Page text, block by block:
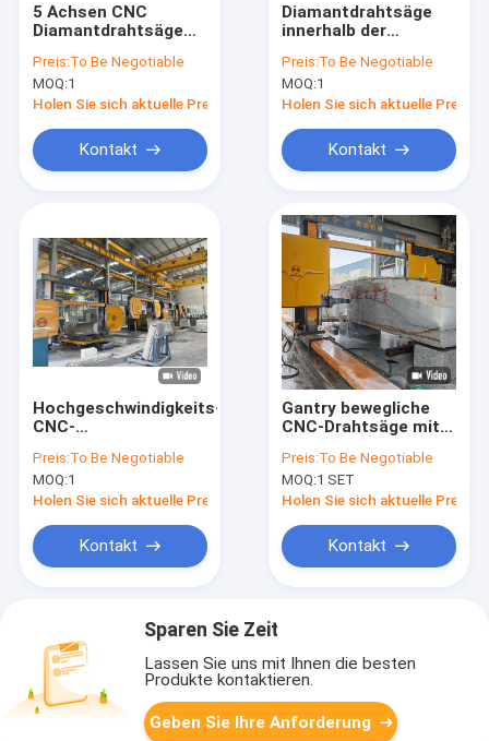
5 Achsen CNC
Diamantdrahtsäge
einzigartige Formen
Preis:To Be Negotiable
MOQ:1
Holen Sie sich aktuelle Preis
Kontakt
Diamantdrahtsäge
innerhalb der
Verarbeitung Größe
2000*3000*1500mm
und Bruttogewicht
Preis:To Be Negotiable
MOQ:1
Holen Sie sich aktuelle Preis
Kontakt
Hochgeschwindigkeits-
CNC-
Maschine CNC-
2000/2500/3000 für
Spezialformen,
Preis:To Be Negotiable
MOQ:1
Holen Sie sich aktuelle Preis
Kontakt
Gantry bewegliche
CNC-Drahtsäge mit
Schneiden von
großen Steinblöcken
3500 × 3500 × 2200
Preis:To Be Negotiable
MOQ:1 SET
Holen Sie sich aktuelle Preis
Kontakt
Sparen Sie Zeit
Lassen Sie uns mit Ihnen die besten
Produkte kontaktieren.
Geben Sie Ihre Anforderung